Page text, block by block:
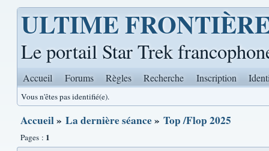
ULTIME
Le portail Star Trek
Accueil Forums Règles Recherche Inscription
Vous n'êtes pas identifié(e).
Accueil» La dernière séance» Top /Flop 2025
Pages : 1